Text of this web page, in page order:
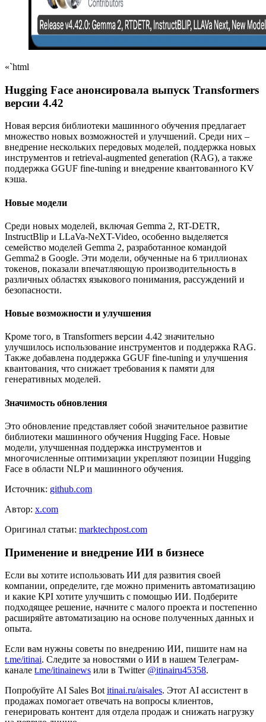
«`html
Hugging Face анонсировала выпуск Transformers
версии 4.42
Новая версия библиотеки машинного обучения предлагает
множество новых возможностей и улучшений. Среди них –
внедрение нескольких передовых моделей, поддержка новых
инструментов и retrieval-augmented generation (RAG), а также
поддержка GGUF fine-tuning и внедрение квантованного KV
кэша.
Новые модели
Среди новых моделей, включая Gemma 2, RT-DETR,
InstructBlip и LLaVa-NeXT-Video, особенно выделяется
семейство моделей Gemma 2, разработанное командой
Gemma2 в Google. Эти модели, обученные на 6 триллионах
токенов, показали впечатляющую производительность в
различных областях языкового понимания, рассуждений и
безопасности.
Новые возможности и улучшения
Кроме того, в Transformers версии 4.42 значительно
улучшилось использование инструментов и поддержка RAG.
Также добавлена поддержка GGUF fine-tuning и улучшения
квантования, что снижает требования к памяти для
генеративных моделей.
Значимость обновления
Это обновление представляет собой значительное развитие
библиотеки машинного обучения Hugging Face. Новые
модели, улучшенная поддержка инструментов и
многочисленные оптимизации укрепляют позиции Hugging
Face в области NLP и машинного обучения.
Источник: github.com
Автор: x.com
Оригинал статьи: marktechpost.com
Применение и внедрение ИИ в бизнесе
Если вы хотите использовать ИИ для развития своей
компании, определите, где можно применить автоматизацию
и какие KPI хотите улучшить с помощью ИИ. Подберите
подходящее решение, начните с малого проекта и постепенно
расширяйте автоматизацию на основе полученных данных и
опыта.
Если вам нужны советы по внедрению ИИ, пишите нам на
t.me/itinai. Следите за новостями о ИИ в нашем Телеграм-
канале t.me/itinainews или в Twitter @itinairu45358.
Попробуйте AI Sales Bot itinai.ru/aisales. Этот AI ассистент в
продажах помогает отвечать на вопросы клиентов,
генерировать контент для отдела продаж и снижать нагрузку